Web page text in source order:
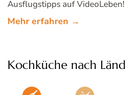
Ausflugstipps auf VideoLeben!
Mehr erfahren →
Kochküche nach